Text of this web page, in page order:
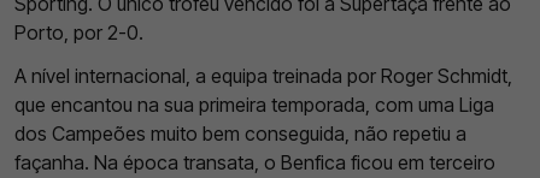
Porto, por 2-0.
A nível internacional, a equipa treinada por Roger Schmidt,
que encantou na sua primeira temporada, com uma Liga
dos Campeões muito bem conseguida, não repetiu a
façanha. Na época transata, o Benfica ficou em terceiro